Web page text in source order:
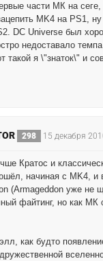
части МК на сеге,
MK4 на PS1, ну
DC Universe был
недоставало
я \"знаток\" и
298 15 декабря
Кратос и
начиная с MK4, и
(Armageddon уже не
файтинг, но как МК
как будто